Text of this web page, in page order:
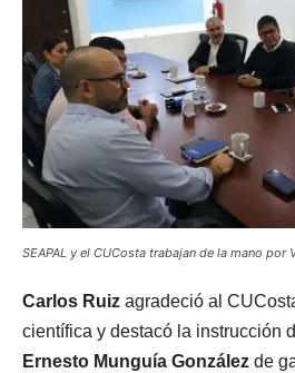
SEAPAL y el CUCosta trabajan de la mano por
Carlos Ruiz agradeció al
científica y destacó la instrucción
Ernesto Munguía González de